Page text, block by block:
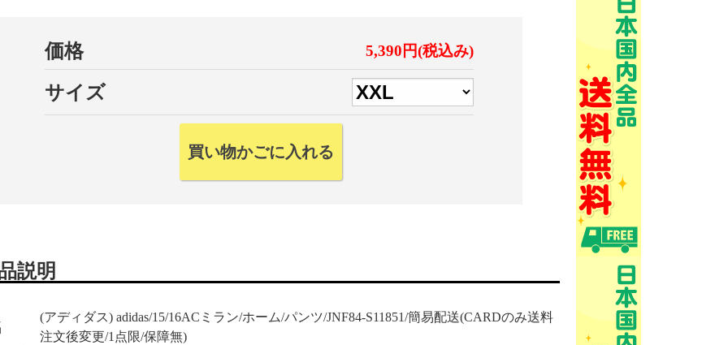
価格 5,390円(税込み)
サイズ
説明
(アディダス) adidas/15/16ACミラン/ホーム/パンツ/JNF84-S11851/簡易配送(CARDのみ送料
注文後変更/1点限/保障無)